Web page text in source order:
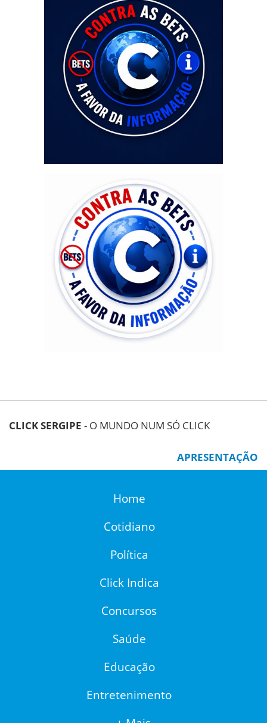
CLICK SERGIPE - O MUNDO NUM SÓ CLICK
APRESENTAÇÃO
Home
Cotidiano
Política
Click Indica
Concursos
Saúde
Educação
Entretenimento